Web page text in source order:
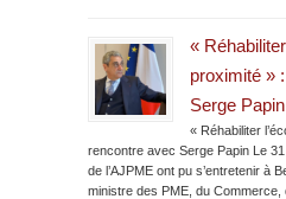
«
proximité »
Serge Papin
« Réhabiliter
rencontre avec Serge Papin Le
de l’AJPME ont pu s’entretenir à
ministre des PME, du Commerce,